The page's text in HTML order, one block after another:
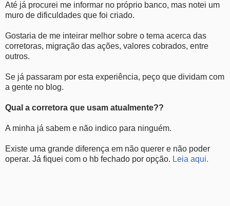
Até já procurei me informar no próprio banco, mas notei um
muro de dificuldades que foi criado.
Gostaria de me inteirar melhor sobre o tema acerca das
corretoras, migração das ações, valores cobrados, entre
outros.
Se já passaram por esta experiência, peço que dividam com
a gente no blog.
Qual a corretora que usam atualmente??
A minha já sabem e não indico para ninguém.
Existe uma grande diferença em não querer e não poder
operar. Já fiquei com o hb fechado por opção. Leia aqui.